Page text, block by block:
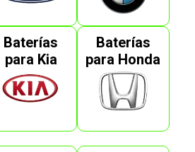
Baterías
para Kia
Baterías
para Honda